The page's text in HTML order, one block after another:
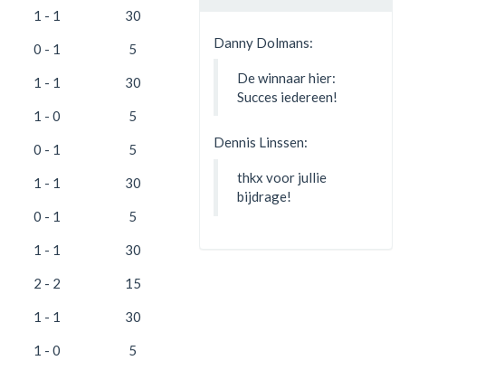
1 - 1 30
0 - 1 5
1 - 1 30
1 - 0 5
0 - 1 5
1 - 1 30
0 - 1 5
1 - 1 30
2 - 2 15
1 - 1 30
1 - 0 5
Danny Dolmans:
De winnaar hier:
Succes iedereen!
Dennis Linssen:
thkx voor jullie
bijdrage!